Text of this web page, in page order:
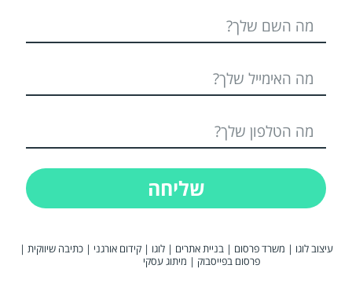
שליחה
עיצוב לוגו | משרד פרסום |בניית אתרים |לוגו |קידום אורגני |כתיבה שיווקית |
פרסום בפייסבוק | מיתוג עסקי